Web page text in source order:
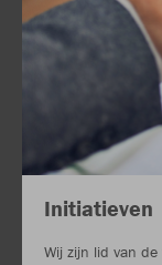
Initiatieven
Wij zijn lid van